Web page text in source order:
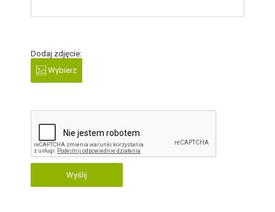
Dodaj zdjęcie:
Wybierz
Wyślij